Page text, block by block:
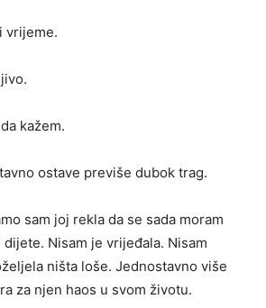
vrijeme.
kažem.
ostave previše dubok trag.
sam joj rekla da se sada moram
Nisam je vrijeđala. Nisam
ništa loše. Jednostavno više
za njen haos u svom životu.